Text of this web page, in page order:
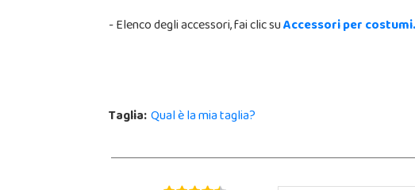
- Elenco degli accessori, fai clic suAccessori per costumi.
Taglia:Qual è la mia taglia?